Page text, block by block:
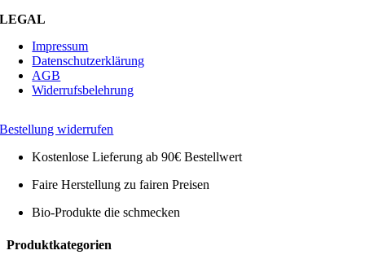
LEGAL
Impressum
Datenschutzerklärung
AGB
Widerrufsbelehrung
Bestellung widerrufen
Kostenlose Lieferung ab 90€ Bestellwert
Faire Herstellung zu fairen Preisen
Bio-Produkte die schmecken
Toggle
Produktkategorien